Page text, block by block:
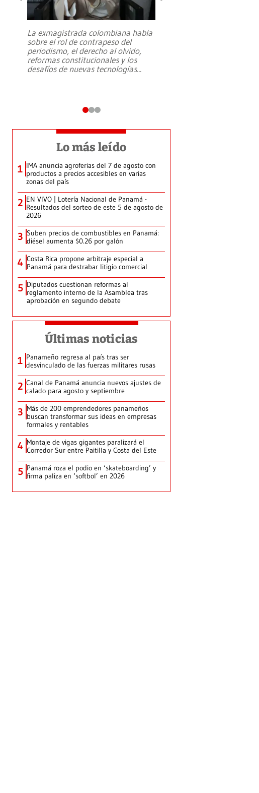
La exmagistrada colombiana habla
sobre el rol de contrapeso del
periodismo, el derecho al olvido,
reformas constitucionales y los
desafíos de nuevas tecnologías...
Lo más leído
1 IMA anuncia agroferias del 7 de agosto con
productos a precios accesibles en varias
zonas del país
2 EN VIVO | Lotería Nacional de Panamá -
Resultados del sorteo de este 5 de agosto de
2026
3 Suben precios de combustibles en Panamá:
diésel aumenta $0.26 por galón
4 Costa Rica propone arbitraje especial a
Panamá para destrabar litigio comercial
5 Diputados cuestionan reformas al
reglamento interno de la Asamblea tras
aprobación en segundo debate
Últimas noticias
1 Panameño regresa al país tras ser
desvinculado de las fuerzas militares rusas
2 Canal de Panamá anuncia nuevos ajustes de
calado para agosto y septiembre
3 Más de 200 emprendedores panameños
buscan transformar sus ideas en empresas
formales y rentables
4 Montaje de vigas gigantes paralizará el
Corredor Sur entre Paitilla y Costa del Este
5 Panamá roza el podio en ‘skateboarding’ y
firma paliza en ‘softbol’ en 2026